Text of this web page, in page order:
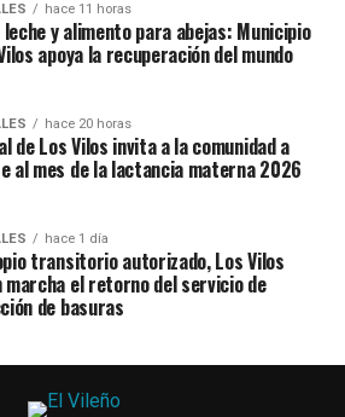
hace 11 horas
y alimento para abejas: Municipio
apoya la recuperación del mundo
hace 20 horas
de Los Vilos invita a la comunidad a
al mes de la lactancia materna 2026
hace 1 día
transitorio autorizado, Los Vilos
marcha el retorno del servicio de
de basuras